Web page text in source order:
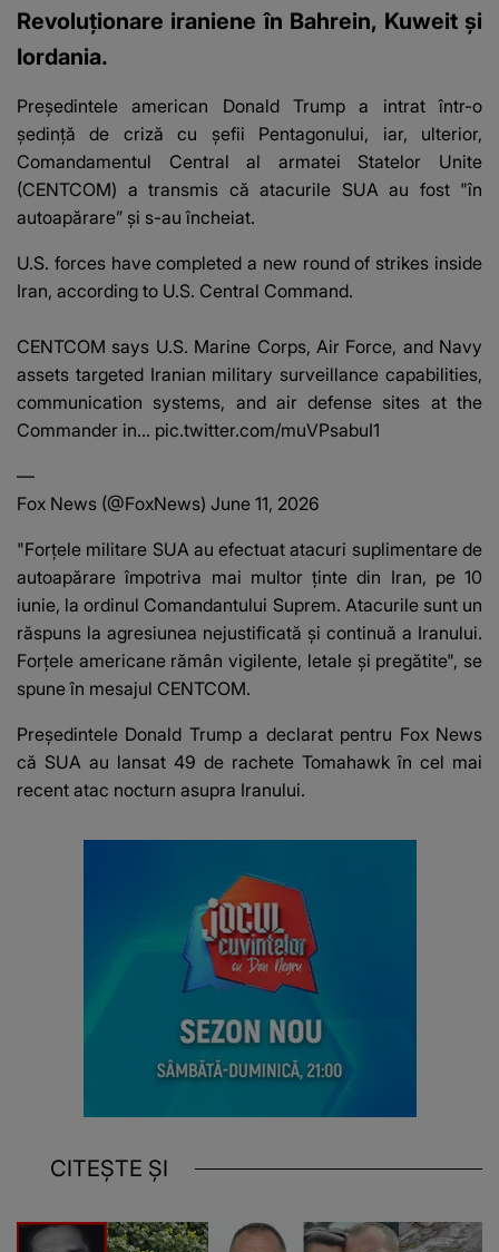
Revoluționare iraniene în Bahrein, Kuweit și
Iordania.
Președintele american Donald Trump a intrat într-o
ședință de criză cu șefii Pentagonului, iar, ulterior,
Comandamentul Central al armatei Statelor Unite
(CENTCOM) a transmis că atacurile SUA au fost "în
autoapărare” și s-au încheiat.
U.S. forces have completed a new round of strikes inside
Iran, according to U.S. Central Command.
CENTCOM says U.S. Marine Corps, Air Force, and Navy
assets targeted Iranian military surveillance capabilities,
communication systems, and air defense sites at the
Commander in… pic.twitter.com/muVPsabuI1
—
Fox News (@FoxNews) June 11, 2026
"Forțele militare SUA au efectuat atacuri suplimentare de
autoapărare împotriva mai multor ținte din Iran, pe 10
iunie, la ordinul Comandantului Suprem. Atacurile sunt un
răspuns la agresiunea nejustificată și continuă a Iranului.
Forțele americane rămân vigilente, letale și pregătite", se
spune în mesajul CENTCOM.
Președintele Donald Trump a declarat pentru Fox News
că SUA au lansat 49 de rachete Tomahawk în cel mai
recent atac nocturn asupra Iranului.
CITEȘTE ȘI